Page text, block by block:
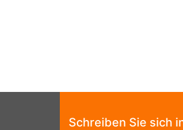
Schreiben Sie sich